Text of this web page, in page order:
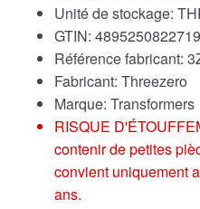
Unité de stockage:
GTIN: 4895250822719
Référence fabricant:
Fabricant: Threezero
Marque: Transformers
RISQUE
contenir de petites
convient uniquement
ans.